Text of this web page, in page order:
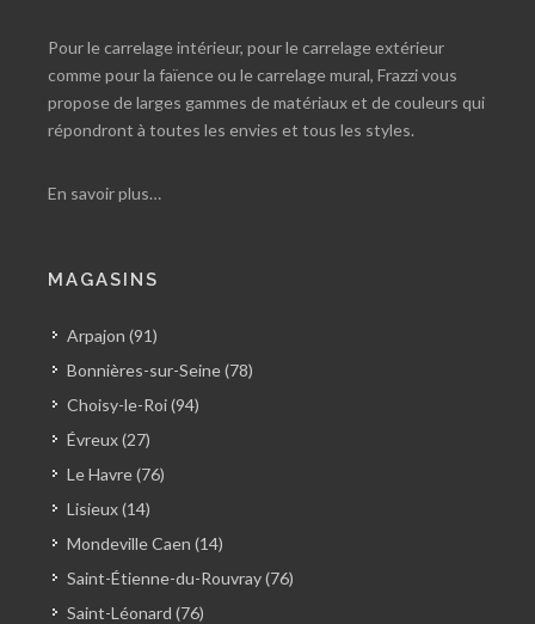
Pour le carrelage intérieur, pour le carrelage extérieur
comme pour la faïence ou le carrelage mural, Frazzi vous
propose de larges gammes de matériaux et de couleurs qui
répondront à toutes les envies et tous les styles.
En savoir plus…
MAGASINS
Arpajon (91)
Bonnières-sur-Seine (78)
Choisy-le-Roi (94)
Évreux (27)
Le Havre (76)
Lisieux (14)
Mondeville Caen (14)
Saint-Étienne-du-Rouvray (76)
Saint-Léonard (76)